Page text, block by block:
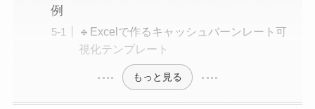
例
🔹Excelで作るキャッシュバーンレート可
視化テンプレート
もっと見る